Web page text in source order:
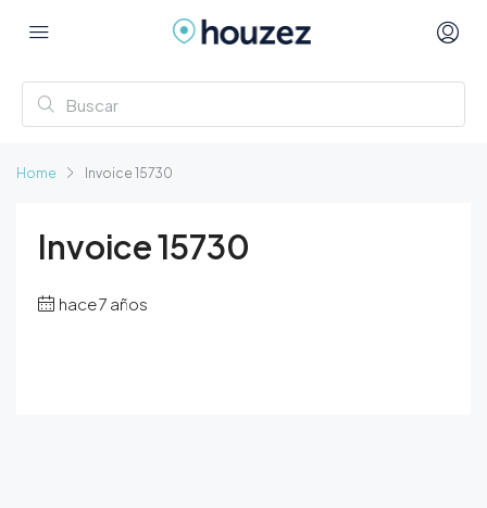
Home Invoice 15730
Invoice 15730
hace 7 años